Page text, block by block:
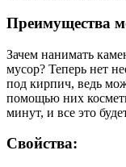
Преимущества
Зачем нанимать
мусор? Теперь нет
под кирпич, ведь
помощью них
минут, и все это
Свойства: